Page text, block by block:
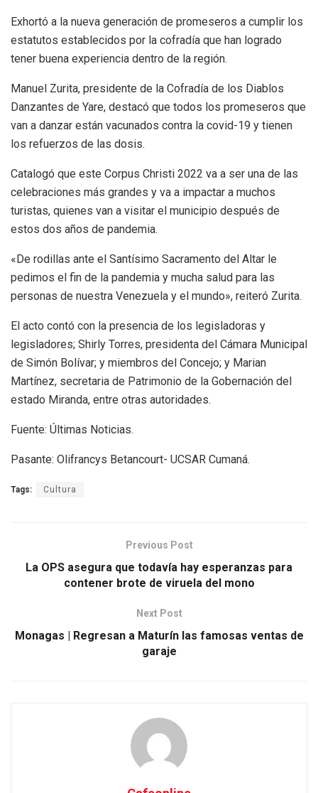
Exhortó a la nueva generación de promeseros a cumplir los
estatutos establecidos por la cofradía que han logrado
tener buena experiencia dentro de la región.
Manuel Zurita, presidente de la Cofradía de los Diablos
Danzantes de Yare, destacó que todos los promeseros que
van a danzar están vacunados contra la covid-19 y tienen
los refuerzos de las dosis.
Catalogó que este Corpus Christi 2022 va a ser una de las
celebraciones más grandes y va a impactar a muchos
turistas, quienes van a visitar el municipio después de
estos dos años de pandemia.
«De rodillas ante el Santísimo Sacramento del Altar le
pedimos el fin de la pandemia y mucha salud para las
personas de nuestra Venezuela y el mundo», reiteró Zurita.
El acto contó con la presencia de los legisladoras y
legisladores; Shirly Torres, presidenta del Cámara Municipal
de Simón Bolívar; y miembros del Concejo; y Marian
Martínez, secretaria de Patrimonio de la Gobernación del
estado Miranda, entre otras autoridades.
Fuente: Últimas Noticias.
Pasante: Olifrancys Betancourt- UCSAR Cumaná.
Tags: Cultura
Previous Post
La OPS asegura que todavía hay esperanzas para
contener brote de viruela del mono
Next Post
Monagas | Regresan a Maturín las famosas ventas de
garaje